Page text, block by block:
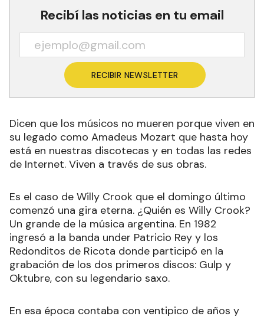
Recibí las noticias en tu email
RECIBIR NEWSLETTER
Dicen que los músicos no mueren porque viven en
su legado como Amadeus Mozart que hasta hoy
está en nuestras discotecas y en todas las redes
de Internet. Viven a través de sus obras.
Es el caso de Willy Crook que el domingo último
comenzó una gira eterna. ¿Quién es Willy Crook?
Un grande de la música argentina. En 1982
ingresó a la banda under Patricio Rey y los
Redonditos de Ricota donde participó en la
grabación de los dos primeros discos: Gulp y
Oktubre, con su legendario saxo.
En esa época contaba con ventipico de años y